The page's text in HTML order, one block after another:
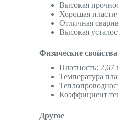
Высокая
Хорошая
Отличная
Высокая
Физические свойства
Плотность: 2,67
Температура
Коэффициент
Другое